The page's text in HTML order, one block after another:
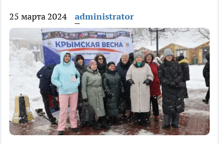
25 марта 2024 administrator